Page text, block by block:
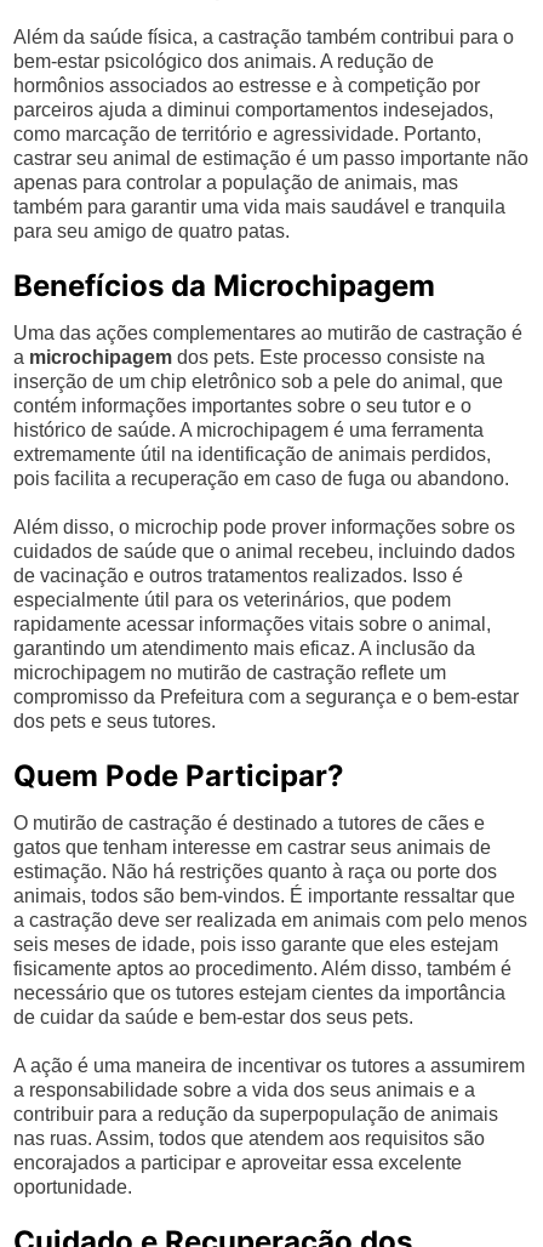
Além da saúde física, a castração também contribui para o
bem-estar psicológico dos animais. A redução de
hormônios associados ao estresse e à competição por
parceiros ajuda a diminui comportamentos indesejados,
como marcação de território e agressividade. Portanto,
castrar seu animal de estimação é um passo importante não
apenas para controlar a população de animais, mas
também para garantir uma vida mais saudável e tranquila
para seu amigo de quatro patas.
Benefícios da Microchipagem
Uma das ações complementares ao mutirão de castração é
a microchipagem dos pets. Este processo consiste na
inserção de um chip eletrônico sob a pele do animal, que
contém informações importantes sobre o seu tutor e o
histórico de saúde. A microchipagem é uma ferramenta
extremamente útil na identificação de animais perdidos,
pois facilita a recuperação em caso de fuga ou abandono.
Além disso, o microchip pode prover informações sobre os
cuidados de saúde que o animal recebeu, incluindo dados
de vacinação e outros tratamentos realizados. Isso é
especialmente útil para os veterinários, que podem
rapidamente acessar informações vitais sobre o animal,
garantindo um atendimento mais eficaz. A inclusão da
microchipagem no mutirão de castração reflete um
compromisso da Prefeitura com a segurança e o bem-estar
dos pets e seus tutores.
Quem Pode Participar?
O mutirão de castração é destinado a tutores de cães e
gatos que tenham interesse em castrar seus animais de
estimação. Não há restrições quanto à raça ou porte dos
animais, todos são bem-vindos. É importante ressaltar que
a castração deve ser realizada em animais com pelo menos
seis meses de idade, pois isso garante que eles estejam
fisicamente aptos ao procedimento. Além disso, também é
necessário que os tutores estejam cientes da importância
de cuidar da saúde e bem-estar dos seus pets.
A ação é uma maneira de incentivar os tutores a assumirem
a responsabilidade sobre a vida dos seus animais e a
contribuir para a redução da superpopulação de animais
nas ruas. Assim, todos que atendem aos requisitos são
encorajados a participar e aproveitar essa excelente
oportunidade.